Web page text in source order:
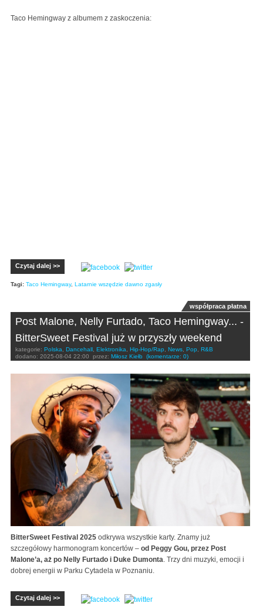
Taco Hemingway z albumem z zaskoczenia:
Czytaj dalej >>
Tagi: Taco Hemingway, Latarnie wszędzie dawno zgasły
współpraca płatna
Post Malone, Nelly Furtado, Taco Hemingway... -
BitterSweet Festival już w przyszły weekend
kategorie: Polska Dancehall Elektronika Hip-Hop/Rap News Pop
R&B
dodano: 2025-08-04 22:00 przez: Miłosz Kiełb (komentarze: 0)
BitterSweet Festival 2025 odkrywa wszystkie karty. Znamy już
szczegółowy harmonogram koncertów – od Peggy Gou, przez Post
Malone’a, aż po Nelly Furtado i Duke Dumonta. Trzy dni muzyki, emocji i
dobrej energii w Parku Cytadela w Poznaniu.
Czytaj dalej >>